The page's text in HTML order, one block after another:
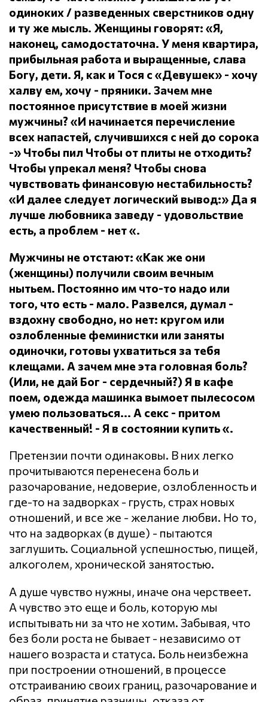
одиноких / разведенных сверстников одну
и ту же мысль. Женщины говорят: «Я,
наконец, самодостаточна. У меня квартира,
прибыльная работа и выращенные, слава
Богу, дети. Я, как и Тося с «Девушек» - хочу
халву ем, хочу - пряники. Зачем мне
постоянное присутствие в моей жизни
мужчины? «И начинается перечисление
всех напастей, случившихся с ней до сорока
-» Чтобы пил Чтобы от плиты не отходить?
Чтобы упрекал меня? Чтобы снова
чувствовать финансовую нестабильность?
«И далее следует логический вывод:» Да я
лучше любовника заведу - удовольствие
есть, а проблем - нет «.
Мужчины не отстают: «Как же они
(женщины) получили своим вечным
нытьем. Постоянно им что-то надо или
того, что есть - мало. Развелся, думал -
вздохну свободно, но нет: кругом или
озлобленные феминистки или заняты
одиночки, готовы ухватиться за тебя
клещами. А зачем мне эта головная боль?
(Или, не дай Бог - сердечный?) Я в кафе
поем, одежда машинка вымоет пылесосом
умею пользоваться... А секс - притом
качественный! - Я в состоянии купить «.
Претензии почти одинаковы. В них легко
прочитываются перенесена боль и
разочарование, недоверие, озлобленность и
где-то на задворках - грусть, страх новых
отношений, и все же - желание любви. Но то,
что на задворках (в душе) - пытаются
заглушить. Социальной успешностью, пищей,
алкоголем, хронической занятостью.
А душе чувство нужны, иначе она черствеет.
А чувство это еще и боль, которую мы
испытывать ни за что не хотим. Забывая, что
без боли роста не бывает - независимо от
нашего возраста и статуса. Боль неизбежна
при построении отношений, в процессе
отстраиванию своих границ, разочарование и